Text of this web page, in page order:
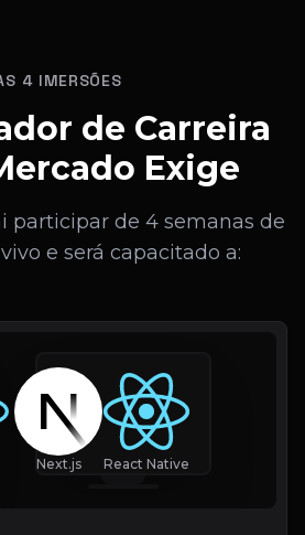
4 IMERSÕES
de Carreira
Exige
participar de 4 semanas de
e será capacitado a:
Next.js React Native